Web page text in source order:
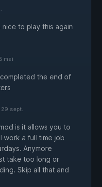
to play this again
mai
the end of
29 sept.
is it allows you to
work a full time job
Anymore
take too long or
Skip all that and